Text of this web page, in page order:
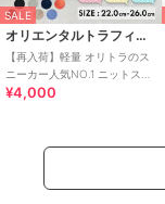
SALE
オリエンタルトラフィック
【再入荷】軽量 オリトラのス
ニーカー人気NO.1 ニットスニ
ーカー スリッポン /3709
¥4,000